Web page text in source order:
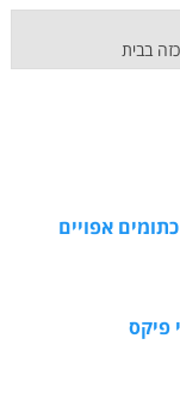
בבית
אפויים
פיקס